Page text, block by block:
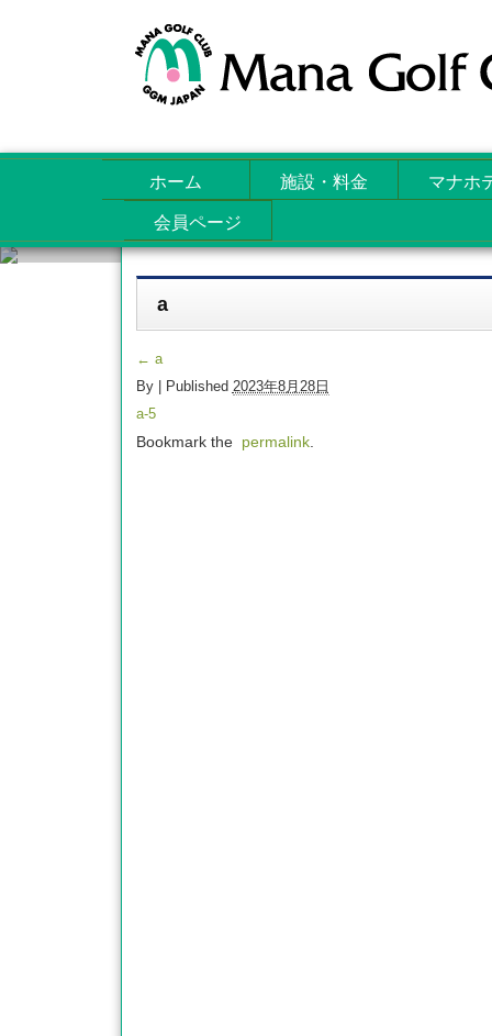
ホーム 施設・料金 マナホ
会員ページ
Attachments
a
← a
By
Published 2023年8月28日
a-5
Bookmark thepermalink.